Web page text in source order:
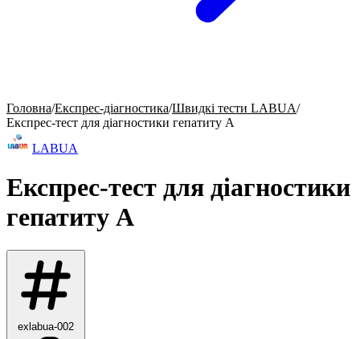
Головна/Експрес-діагностика/Швидкі тести LABUA/
Експрес-тест для діагностики гепатиту А
LABUA
Експрес-тест для діагностики
гепатиту А
exlabua-002